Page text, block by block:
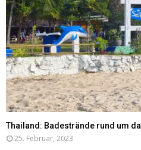
Thailand: Badestrände rund um
25. Februar, 2023